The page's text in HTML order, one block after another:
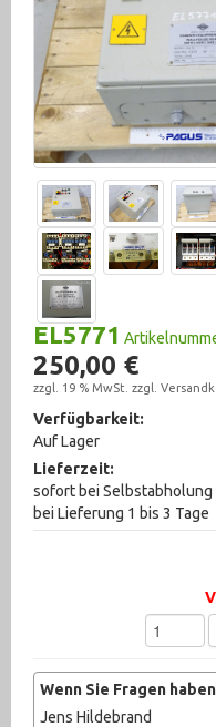
Messen / Prüfen
Schalten /
Schaltschränke u.
Steuer-
Steuermagneten
Zubehör (1102)
Fahrzeugtechnik (192)
Hydraulik (2555)
Krane, Hebetechnik
Lagertechnik (275)
Maschinenzubehör
Materialtransport (95)
Pumpen (1006)
EL5771
250,00 €
zzgl. 19 % MwSt. zzgl.
Verfügbarkeit:
Auf Lager
Lieferzeit:
sofort bei Selbstabholung
bei Lieferung 1 bis 3 Tage
Wenn Sie Fragen
Jens Hildebrand